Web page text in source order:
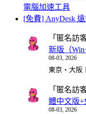
電腦加速工具
[免費] AnyDesk
「 匿名訪
新版（
08-03, 2026
東京・大阪
「 匿名訪
體中文版+
08-03, 2026